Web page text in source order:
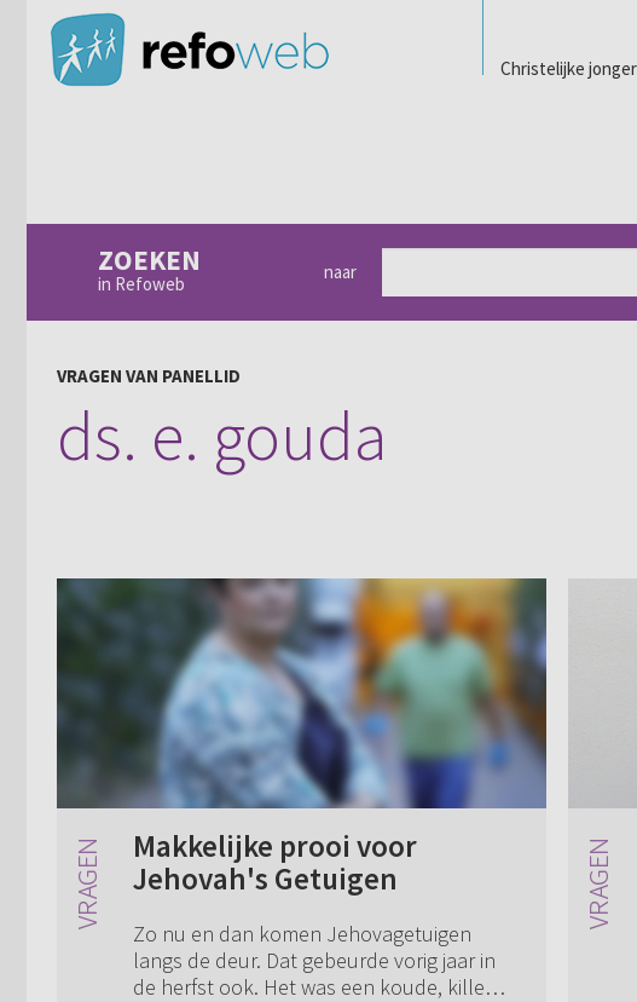
Christelijke
ZOEKEN
in Refoweb
naar
VRAGEN VAN PANELLID
ds. e. gouda
Makkelijke prooi voor
Jehovah's Getuigen
Zo nu en dan komen Jehovagetuigen
langs de deur. Dat gebeurde vorig jaar in
de herfst ook. Het was een koude, kille